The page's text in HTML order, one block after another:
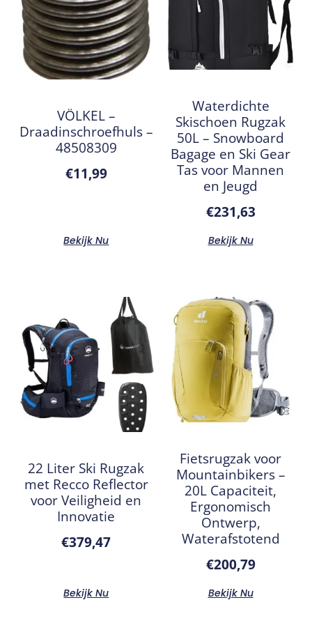
VÖLKEL –
Draadinschroefhuls –
48508309
€11,99
Bekijk Nu
Waterdichte
Skischoen Rugzak
50L – Snowboard
Bagage en Ski Gear
Tas voor Mannen
en Jeugd
€231,63
Bekijk Nu
22 Liter Ski Rugzak
met Recco Reflector
voor Veiligheid en
Innovatie
€379,47
Bekijk Nu
Fietsrugzak voor
Mountainbikers –
20L Capaciteit,
Ergonomisch
Ontwerp,
Waterafstotend
€200,79
Bekijk Nu